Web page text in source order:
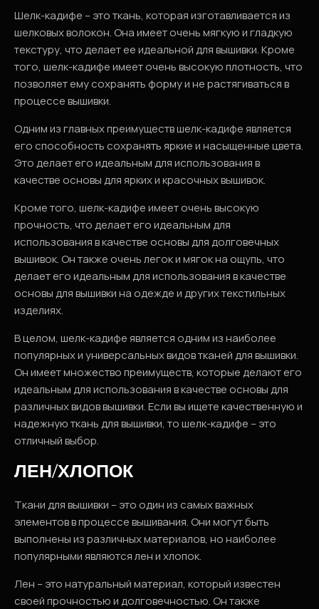
Шелк-кадифе – это ткань, которая изготавливается из
шелковых волокон. Она имеет очень мягкую и гладкую
текстуру, что делает ее идеальной для вышивки. Кроме
того, шелк-кадифе имеет очень высокую плотность, что
позволяет ему сохранять форму и не растягиваться в
процессе вышивки.
Одним из главных преимуществ шелк-кадифе является
его способность сохранять яркие и насыщенные цвета.
Это делает его идеальным для использования в
качестве основы для ярких и красочных вышивок.
Кроме того, шелк-кадифе имеет очень высокую
прочность, что делает его идеальным для
использования в качестве основы для долговечных
вышивок. Он также очень легок и мягок на ощупь, что
делает его идеальным для использования в качестве
основы для вышивки на одежде и других текстильных
изделиях.
В целом, шелк-кадифе является одним из наиболее
популярных и универсальных видов тканей для вышивки.
Он имеет множество преимуществ, которые делают его
идеальным для использования в качестве основы для
различных видов вышивки. Если вы ищете качественную и
надежную ткань для вышивки, то шелк-кадифе – это
отличный выбор.
ЛЕН/ХЛОПОК
Ткани для вышивки – это один из самых важных
элементов в процессе вышивания. Они могут быть
выполнены из различных материалов, но наиболее
популярными являются лен и хлопок.
Лен – это натуральный материал, который известен
своей прочностью и долговечностью. Он также